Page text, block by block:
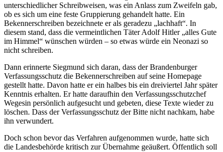
unterschiedlicher Schreibweisen, was ein Anlass zum Zweifeln gab,
ob es sich um eine feste Gruppierung gehandelt hatte. Ein
Bekennerschreiben bezeichnete er als geradezu „lachhaft“. In
diesem stand, dass die vermeintlichen Täter Adolf Hitler „alles Gute
im Himmel“ wünschen würden – so etwas würde ein Neonazi so
nicht schreiben.
Dann erinnerte Siegmund sich daran, dass der Brandenburger
Verfassungsschutz die Bekennerschreiben auf seine Homepage
gestellt hatte. Davon hatte er ein halbes bis ein dreiviertel Jahr später
Kenntnis erhalten. Er hatte daraufhin den Verfassungsschutzchef
Wegesin persönlich aufgesucht und gebeten, diese Texte wieder zu
löschen. Dass der Verfassungsschutz der Bitte nicht nachkam, habe
ihn verwundert.
Doch schon bevor das Verfahren aufgenommen wurde, hatte sich
die Landesbehörde kritisch zur Übernahme geäußert. Öffentlich soll